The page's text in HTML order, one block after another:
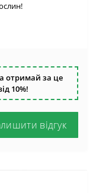
отримай за це
10%!
відгук